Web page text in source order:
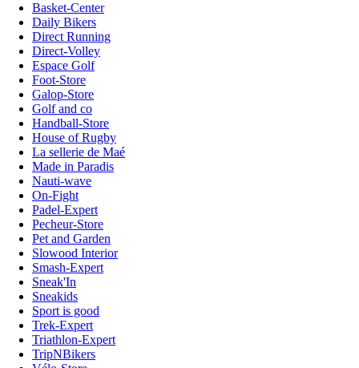
Basket-Center
Daily Bikers
Direct Running
Direct-Volley
Espace Golf
Foot-Store
Galop-Store
Golf and co
Handball-Store
House of Rugby
La sellerie de Maé
Made in Paradis
Nauti-wave
On-Fight
Padel-Expert
Pecheur-Store
Pet and Garden
Slowood Interior
Smash-Expert
Sneak'In
Sneakids
Sport is good
Trek-Expert
Triathlon-Expert
TripNBikers